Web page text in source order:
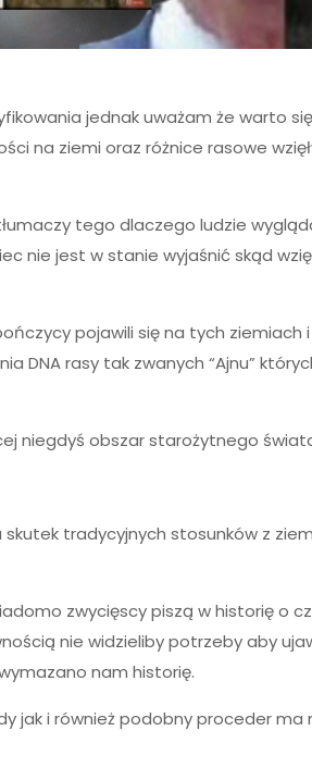
jednak uważam że warto
na ziemi oraz różnice rasowe
tego dlaczego ludzie
nie jest w stanie wyjaśnić skąd
pojawili się na tych ziemiach
DNA rasy tak zwanych “Ajnu”
niegdyś obszar starożytnego
tradycyjnych stosunków z
zwycięscy piszą w historię o
nie widzieliby potrzeby aby
nam historię.
jak i również podobny proceder ma